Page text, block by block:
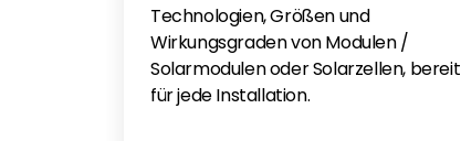
Technologien, Größen und
Wirkungsgraden von Modulen /
Solarmodulen oder Solarzellen, bereit
für jede Installation.